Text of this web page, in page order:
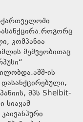
კომპანია
მეშვეობითაც
ის
შპს Shelbit-